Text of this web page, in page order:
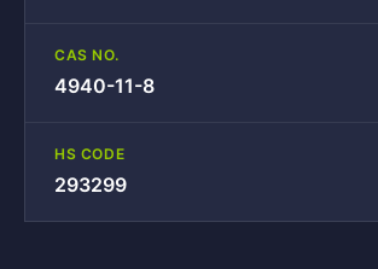
CAS NO.
4940-11-8
HS CODE
293299